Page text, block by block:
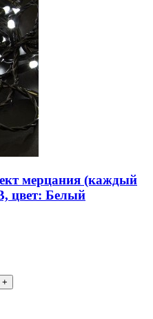
мерцания (каждый
цвет: Белый